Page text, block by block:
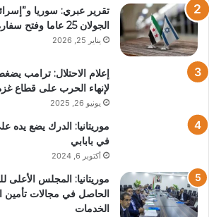
تقرير عبري: سوريا
الجولان 25 عاما وفتح سفارة للاحتلال بدمشق
يناير 25, 2026
إعلام الاحتلال: ترامب
لإنهاء الحرب على قطاع
يونيو 26, 2025
موريتانيا: الدرك يضع
في بابابي
أكتوبر 6, 2024
موريتانيا: المجلس الأعلى
الحاصل في مجالات تأمين
الخدمات